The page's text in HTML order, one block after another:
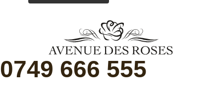
0749 666 555